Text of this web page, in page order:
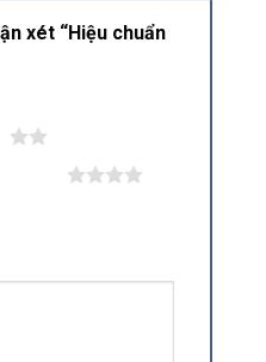
xét “Hiệu chuẩn